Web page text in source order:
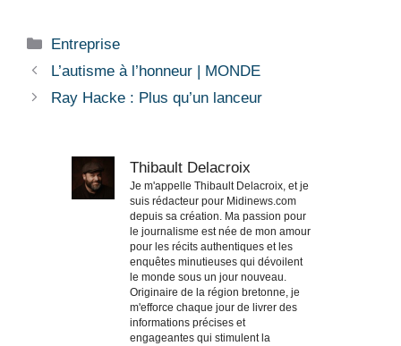
Catégories
Entreprise
L’autisme à l’honneur | MONDE
Ray Hacke : Plus qu’un lanceur
Thibault Delacroix
Je m'appelle Thibault Delacroix, et je
suis rédacteur pour Midinews.com
depuis sa création. Ma passion pour
le journalisme est née de mon amour
pour les récits authentiques et les
enquêtes minutieuses qui dévoilent
le monde sous un jour nouveau.
Originaire de la région bretonne, je
m'efforce chaque jour de livrer des
informations précises et
engageantes qui stimulent la